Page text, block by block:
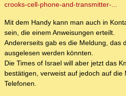
crooks-cell-phone-and-transmitter-...
Mit dem Handy kann man auch in
sein, die einem Anweisungen erteilt.
Andererseits gab es die Meldung, das
ausgelesen werden könnten.
Die Times of Israel will aber jetzt das
bestätigen, verweist auf jedoch auf die
Telefonen.